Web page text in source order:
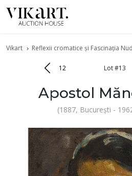
Vikart Reflexii cromatice și Fascinația
12 Lot #13
Apostol
(1887, București -